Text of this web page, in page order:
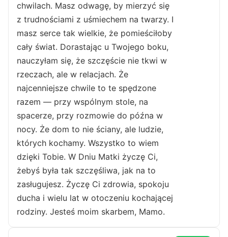
chwilach. Masz odwagę, by mierzyć się
z trudnościami z uśmiechem na twarzy. I
masz serce tak wielkie, że pomieściłoby
cały świat. Dorastając u Twojego boku,
nauczyłam się, że szczęście nie tkwi w
rzeczach, ale w relacjach. Że
najcenniejsze chwile to te spędzone
razem — przy wspólnym stole, na
spacerze, przy rozmowie do późna w
nocy. Że dom to nie ściany, ale ludzie,
których kochamy. Wszystko to wiem
dzięki Tobie. W Dniu Matki życzę Ci,
żebyś była tak szczęśliwa, jak na to
zasługujesz. Życzę Ci zdrowia, spokoju
ducha i wielu lat w otoczeniu kochającej
rodziny. Jesteś moim skarbem, Mamo.